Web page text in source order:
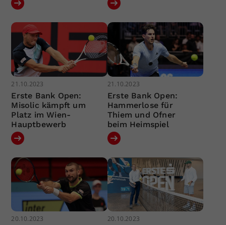
21.10.2023
Erste Bank Open:
Misolic kämpft um
Platz im Wien-
Hauptbewerb
21.10.2023
Erste Bank Open:
Hammerlose für
Thiem und Ofner
beim Heimspiel
20.10.2023 20.10.2023